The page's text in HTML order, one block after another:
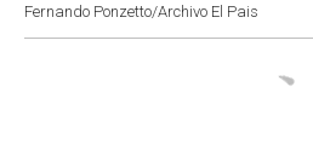
Fernando Ponzetto/Archivo El Pais